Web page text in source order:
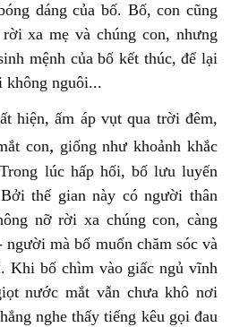
dáng của bố. Bố, con cũng
xa mẹ và chúng con, nhưng
mệnh của bố kết thúc, để lại
không nguôi...
hiện, ấm áp vụt qua trời đêm,
con, giống như khoảnh khắc
lúc hấp hối, bố lưu luyến
thế gian này có người thân
nỡ rời xa chúng con, càng
mà bố muốn chăm sóc và
Khi bố chìm vào giấc ngủ vĩnh
nước mắt vẫn chưa khô nơi
nghe thấy tiếng kêu gọi đau